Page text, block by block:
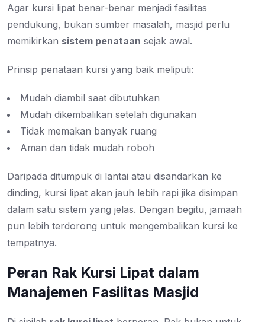
Agar kursi lipat benar-benar menjadi fasilitas
pendukung, bukan sumber masalah, masjid perlu
memikirkan sistem penataan sejak awal.
Prinsip penataan kursi yang baik meliputi:
Mudah diambil saat dibutuhkan
Mudah dikembalikan setelah digunakan
Tidak memakan banyak ruang
Aman dan tidak mudah roboh
Daripada ditumpuk di lantai atau disandarkan ke
dinding, kursi lipat akan jauh lebih rapi jika disimpan
dalam satu sistem yang jelas. Dengan begitu, jamaah
pun lebih terdorong untuk mengembalikan kursi ke
tempatnya.
Peran Rak Kursi Lipat dalam
Manajemen Fasilitas Masjid